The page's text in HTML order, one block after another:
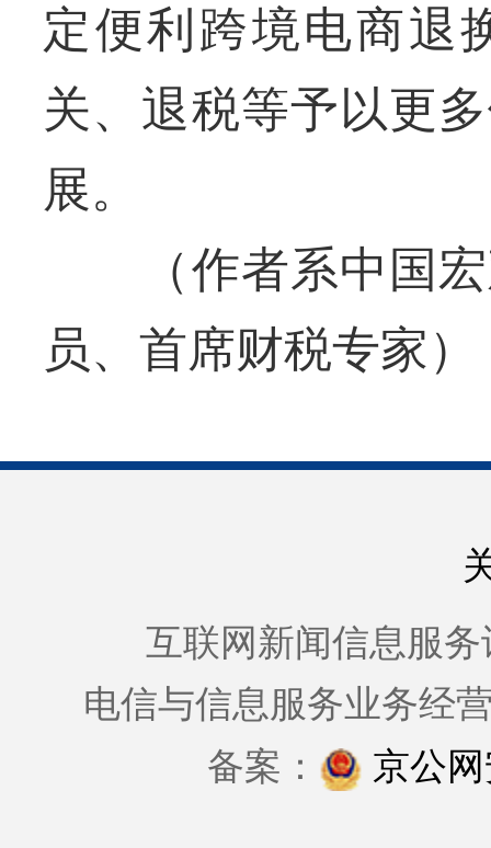
定便利跨境电商退
关、退税等予以更
展。
（作者系中国宏
员、首席财税专家）
互联网新闻信息服务
电信与信息服务业务经
备案：
京公网